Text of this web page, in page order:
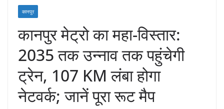
कानपुर
​कानपुर मेट्रो का महा-विस्तार:
2035 तक उन्नाव तक पहुंचेगी
ट्रेन, 107 KM लंबा होगा
नेटवर्क; जानें पूरा रूट मैप